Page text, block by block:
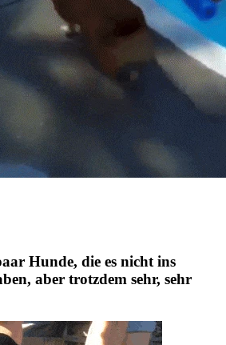
Hunde, die es nicht ins
aber trotzdem sehr, sehr